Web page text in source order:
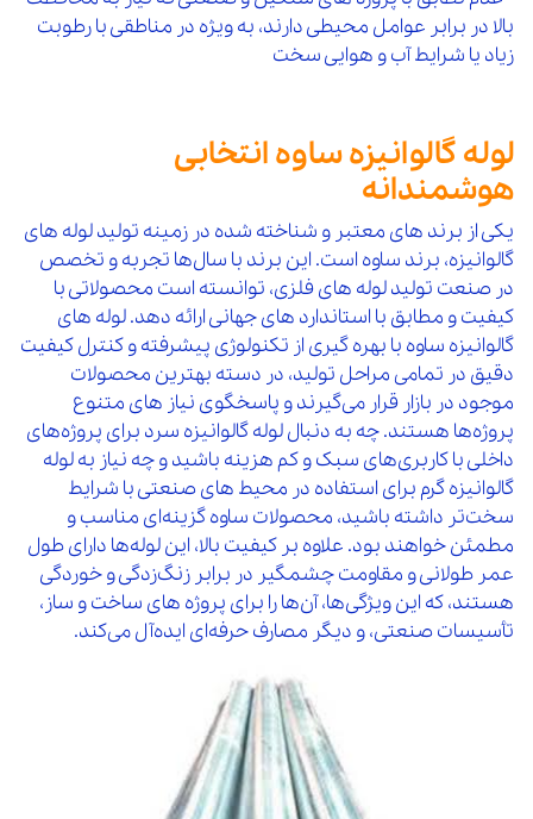
بالا در برابر عوامل محیطی دارند، به‌ ویژه در مناطقی با رطوبت
زیاد یا شرایط آب‌ و هوایی سخت
لوله گالوانیزه ساوه انتخابی
هوشمندانه
یکی از برند های معتبر و شناخته شده در زمینه تولید لوله‌ های
گالوانیزه، برند ساوه است. این برند با سال‌ها تجربه و تخصص
در صنعت تولید لوله‌ های فلزی، توانسته است محصولاتی با
کیفیت و مطابق با استاندارد های جهانی ارائه دهد. لوله‌ های
گالوانیزه ساوه با بهره‌ گیری از تکنولوژی پیشرفته و کنترل کیفیت
دقیق در تمامی مراحل تولید، در دسته بهترین محصولات
موجود در بازار قرار می‌گیرند و پاسخگوی نیاز های متنوع
پروژه‌ها هستند. چه به دنبال لوله گالوانیزه سرد برای پروژه‌های
داخلی با کاربری‌های سبک و کم‌ هزینه باشید و چه نیاز به لوله
گالوانیزه گرم برای استفاده در محیط‌ های صنعتی با شرایط
سخت‌تر داشته باشید، محصولات ساوه گزینه‌ای مناسب و
مطمئن خواهند بود. علاوه بر کیفیت بالا، این لوله‌ها دارای طول
عمر طولانی و مقاومت چشمگیر در برابر زنگ‌زدگی و خوردگی
هستند، که این ویژگی‌ها، آن‌ها را برای پروژه‌ های ساخت‌ و ساز،
تأسیسات صنعتی، و دیگر مصارف حرفه‌ای ایده‌آل می‌کند.